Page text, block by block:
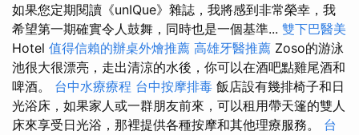
如果您定期閱讀《unIQue》雜誌，我將感到非常榮幸，我
希望第一期確實令人鼓舞，同時也是一個基準... 雙下巴醫美
Hotel 值得信賴的辦桌外燴推薦 高雄牙醫推薦 Zoso的游泳
池很大很漂亮，走出清涼的水後，你可以在酒吧點雞尾酒和
啤酒。 台中水療療程 台中按摩排毒 飯店設有幾排椅子和日
光浴床，如果家人或一群朋友前來，可以租用帶天篷的雙人
床來享受日光浴，那裡提供各種按摩和其他理療服務。 台